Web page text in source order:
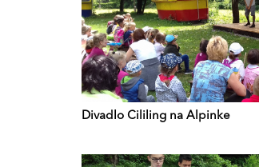
Divadlo Cililing na Alpinke